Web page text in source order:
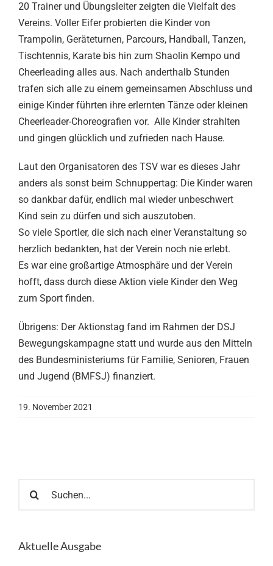
20 Trainer und Übungsleiter zeigten die Vielfalt des
Vereins. Voller Eifer probierten die Kinder von
Trampolin, Geräteturnen, Parcours, Handball, Tanzen,
Tischtennis, Karate bis hin zum Shaolin Kempo und
Cheerleading alles aus. Nach anderthalb Stunden
trafen sich alle zu einem gemeinsamen Abschluss und
einige Kinder führten ihre erlernten Tänze oder kleinen
Cheerleader-Choreografien vor. Alle Kinder strahlten
und gingen glücklich und zufrieden nach Hause.
Laut den Organisatoren des TSV war es dieses Jahr
anders als sonst beim Schnuppertag: Die Kinder waren
so dankbar dafür, endlich mal wieder unbeschwert
Kind sein zu dürfen und sich auszutoben.
So viele Sportler, die sich nach einer Veranstaltung so
herzlich bedankten, hat der Verein noch nie erlebt.
Es war eine großartige Atmosphäre und der Verein
hofft, dass durch diese Aktion viele Kinder den Weg
zum Sport finden.
Übrigens: Der Aktionstag fand im Rahmen der DSJ
Bewegungskampagne statt und wurde aus den Mitteln
des Bundesministeriums für Familie, Senioren, Frauen
und Jugend (BMFSJ) finanziert.
19. November 2021
nach:
Aktuelle Ausgabe